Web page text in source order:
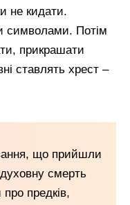
не кидати.
символами. Потім
прикрашати
ставлять хрест –
що прийшли
смерть
предків,